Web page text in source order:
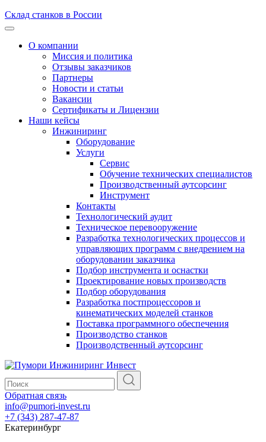
Склад станков в России
О компании
Миссия и политика
Отзывы заказчиков
Партнеры
Новости и статьи
Вакансии
Сертификаты и Лицензии
Наши кейсы
Инжиниринг
Оборудование
Услуги
Сервис
Обучение технических специалистов
Производственный аутсорсинг
Инструмент
Контакты
Технологический аудит
Техническое перевооружение
Разработка технологических процессов и
управляющих программ с внедрением на
оборудовании заказчика
Подбор инструмента и оснастки
Проектирование новых производств
Подбор оборудования
Разработка постпроцессоров и
кинематических моделей станков
Поставка программного обеспечения
Производство станков
Производственный аутсорсинг
Обратная связь
info@pumori-invest.ru
+7 (343) 287-47-87
Екатеринбург